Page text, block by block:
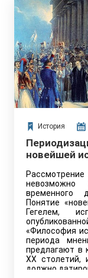
История
новейшей
невозможно
временного
Понятие
Гегелем,
«Философия
периода
предлагают в
XX столетий,
должно